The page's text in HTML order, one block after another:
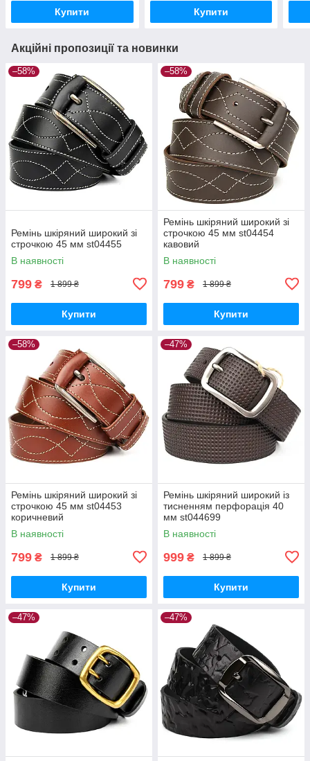
Купити Купити
Акційні пропозиції та новинки
–58%
Ремінь шкіряний широкий зі
строчкою 45 мм st04455
В наявності
799 ₴ 1 899 ₴
Купити
–58%
Ремінь шкіряний широкий зі
строчкою 45 мм st04454
кавовий
В наявності
799 ₴ 1 899 ₴
Купити
–58%
Ремінь шкіряний широкий зі
строчкою 45 мм st04453
коричневий
В наявності
799 ₴ 1 899 ₴
Купити
–47%
Ремінь шкіряний широкий із
тисненням перфорація 40
мм st044699
В наявності
999 ₴ 1 899 ₴
Купити
–47% –47%